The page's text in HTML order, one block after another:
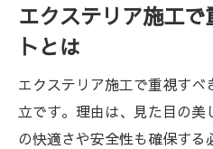
エクステリア施工
トとは
エクステリア施工で重視す
立です。理由は、見た目の
の快適さや安全性も確保する